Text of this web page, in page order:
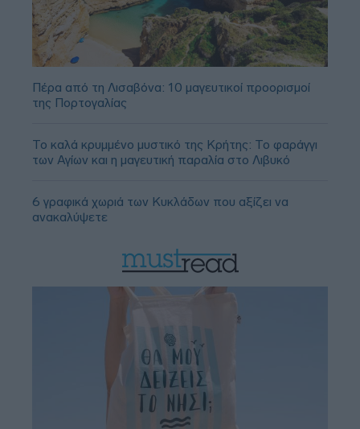
Πέρα από τη Λισαβόνα: 10 μαγευτικοί προορισμοί
της Πορτογαλίας
Το καλά κρυμμένο μυστικό της Κρήτης: Το φαράγγι
των Αγίων και η μαγευτική παραλία στο Λιβυκό
6 γραφικά χωριά των Κυκλάδων που αξίζει να
ανακαλύψετε